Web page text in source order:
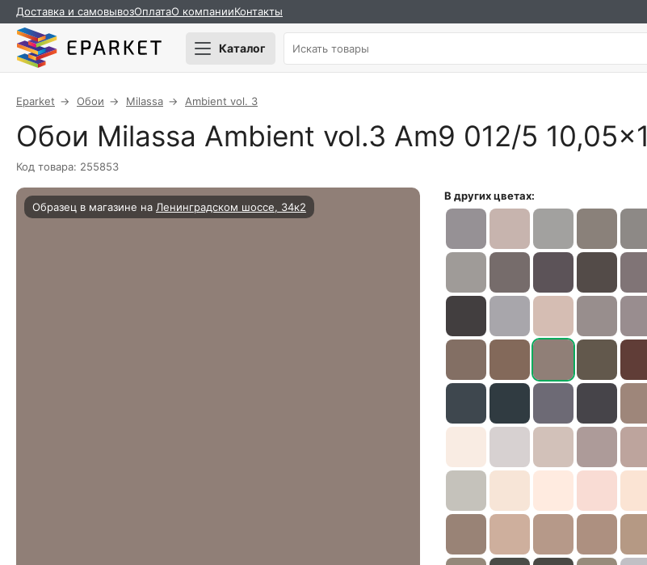
Доставка и самовывозОплатаО компанииКонтакты
Каталог
Eparket Обои Milassa Ambient vol. 3
Обои Milassa Ambient vol.3 Am9 012/5 10,05×1
Код товара: 255853
Образец в магазине на Ленинградском шоссе, 34к2
В других цветах: